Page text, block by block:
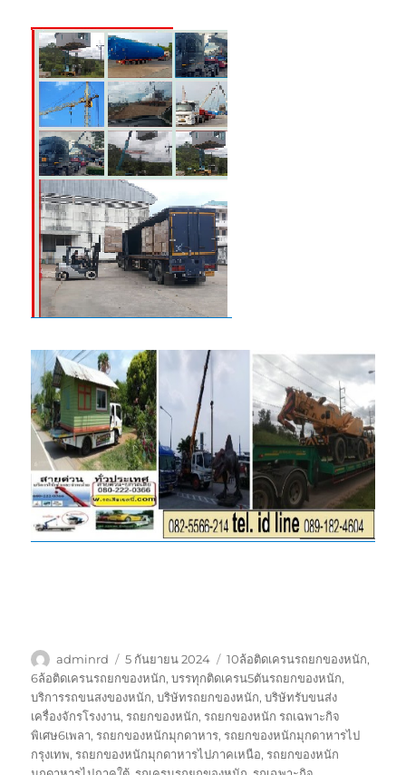
ผู้
เขียน
adminrd
เขียน
เมื่อ
5 กันยายน 2024
ป้าย
กำกับ
10ล้อติดเครนรถยกของหนัก,
6ล้อติดเครนรถยกของหนัก,บรรทุกติดเครน5ตันรถยกของหนัก,
บริการรถขนสงของหนัก,บริษัทรถยกของหนัก,บริษัทรับขนส่ง
เครื่องจักรโรงงาน,รถยกของหนัก,รถยกของหนัก รถเฉพาะกิจ
พิเศษ6เพลา,รถยกของหนักมุกดาหาร,รถยกของหนักมุกดาหารไป
กรุงเทพ,รถยกของหนักมุกดาหารไปภาคเหนือ,รถยกของหนัก